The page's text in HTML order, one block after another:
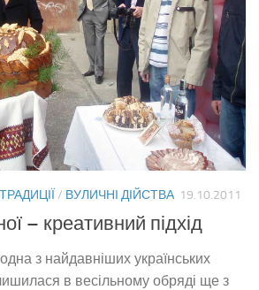
/ ВУЛИЧНІ ДІЙСТВА 19.10.2011
– креативний підхід
з найдавніших українських
в весільному обряді ще з